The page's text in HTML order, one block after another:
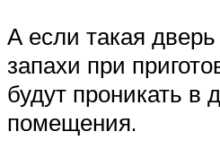
А если такая
запахи при
будут проникать в
помещения.